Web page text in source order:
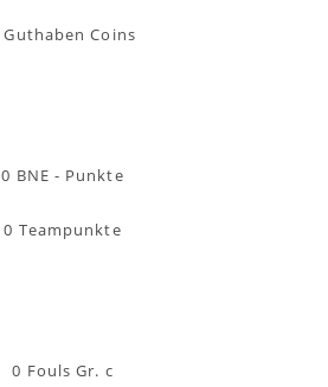
Guthaben Coins
0 BNE - Punkte
0 Teampunkte
0 Fouls Gr. c